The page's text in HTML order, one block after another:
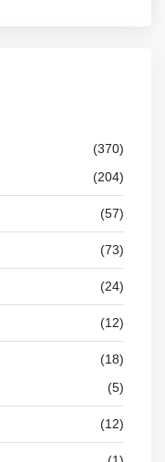
(370)
(204)
(57)
(73)
(24)
(12)
(18)
(5)
(12)